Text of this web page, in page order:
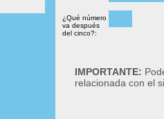
¿Qué número
va después
del cinco?:
IMPORTANTE:
relacionada con el